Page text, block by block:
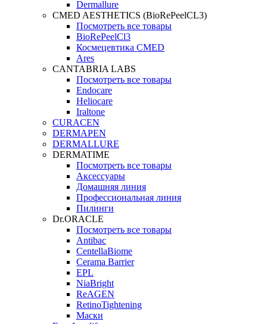
Dermallure
CMED AESTHETICS (BioRePeelCL3)
Посмотреть все товары
BioRePeelCl3
Космецевтика CMED
Ares
CANTABRIA LABS
Посмотреть все товары
Endocare
Heliocare
Iraltone
CURACEN
DERMAPEN
DERMALLURE
DERMATIME
Посмотреть все товары
Аксессуары
Домашняя линия
Профессиональная линия
Пилинги
Dr.ORACLE
Посмотреть все товары
Antibac
CentellaBiome
Cerama Barrier
EPL
NiaBright
ReAGEN
RetinoTightening
Маски